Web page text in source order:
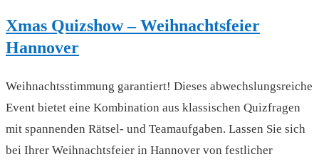
Xmas Quizshow – Weihnachtsfeier
Hannover
Weihnachtsstimmung garantiert! Dieses abwechslungsreiche
Event bietet eine Kombination aus klassischen Quizfragen
mit spannenden Rätsel- und Teamaufgaben. Lassen Sie sich
bei Ihrer Weihnachtsfeier in Hannover von festlicher